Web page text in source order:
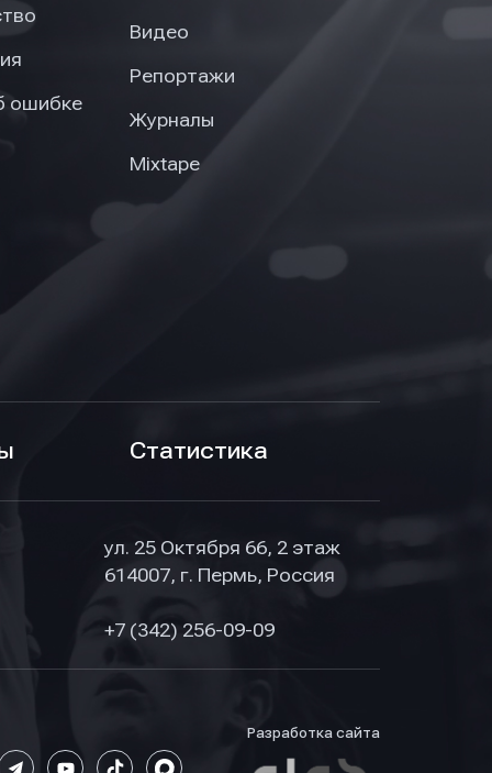
ошибке
Видео
Репортажи
Журналы
Mixtape
Статистика
ул. 25 Октября 66, 2 этаж
614007, г. Пермь, Россия
+7 (342) 256-09-09
Разработка сайта